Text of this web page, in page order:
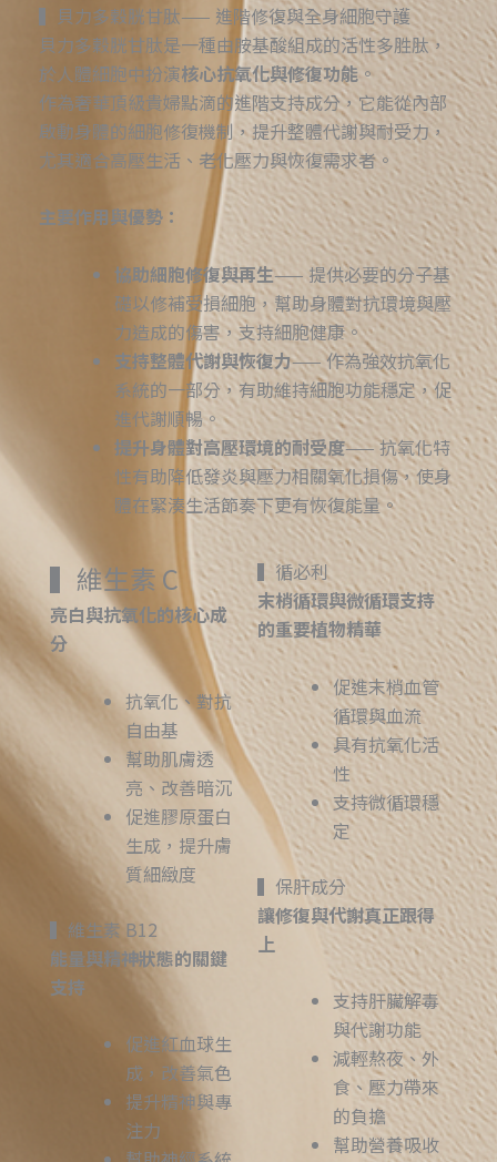
▍貝力多穀胱甘肽—— 進階修復與全身細胞守護
貝力多穀胱甘肽是一種由胺基酸組成的活性多胜肽，
於人體細胞中扮演核心抗氧化與修復功能。
作為奢華頂級貴婦點滴的進階支持成分，它能從內部
啟動身體的細胞修復機制，提升整體代謝與耐受力，
尤其適合高壓生活、老化壓力與恢復需求者。
主要作用與優勢：
協助細胞修復與再生—— 提供必要的分子基
礎以修補受損細胞，幫助身體對抗環境與壓
力造成的傷害，支持細胞健康。
支持整體代謝與恢復力—— 作為強效抗氧化
系統的一部分，有助維持細胞功能穩定，促
進代謝順暢。
提升身體對高壓環境的耐受度—— 抗氧化特
性有助降低發炎與壓力相關氧化損傷，使身
體在緊湊生活節奏下更有恢復能量。
▍維生素 C
亮白與抗氧化的核心成
分
抗氧化、對抗
自由基
幫助肌膚透
亮、改善暗沉
促進膠原蛋白
生成，提升膚
質細緻度
▍維生素 B12
能量與精神狀態的關鍵
支持
促進紅血球生
成，改善氣色
提升精神與專
注力
▍循必利
末梢循環與微循環支持
的重要植物精華
促進末梢血管
循環與血流
具有抗氧化活
性
支持微循環穩
定
▍保肝成分
讓修復與代謝真正跟得
上
支持肝臟解毒
與代謝功能
減輕熬夜、外
食、壓力帶來
的負擔
幫助營養吸收